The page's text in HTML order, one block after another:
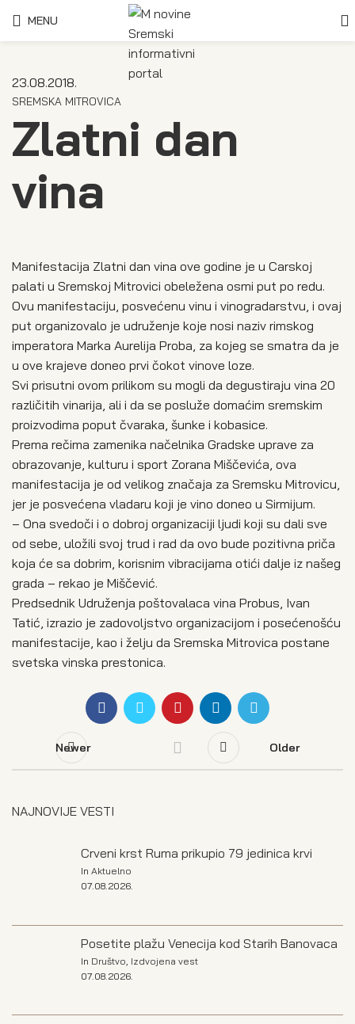
MENU
23.08.2018.
SREMSKA MITROVICA
Zlatni dan
vina
Manifestacija Zlatni dan vina ove godine je u Carskoj
palati u Sremskoj Mitrovici obeležena osmi put po redu.
Ovu manifestaciju, posvećenu vinu i vinogradarstvu, i ovaj
put organizovalo je udruženje koje nosi naziv rimskog
imperatora Marka Aurelija Proba, za kojeg se smatra da je
u ove krajeve doneo prvi čokot vinove loze.
Svi prisutni ovom prilikom su mogli da degustiraju vina 20
različitih vinarija, ali i da se posluže domaćim sremskim
proizvodima poput čvaraka, šunke i kobasice.
Prema rečima zamenika načelnika Gradske uprave za
obrazovanje, kulturu i sport Zorana Miščevića, ova
manifestacija je od velikog značaja za Sremsku Mitrovicu,
jer je posvećena vladaru koji je vino doneo u Sirmijum.
– Ona svedoči i o dobroj organizaciji ljudi koji su dali sve
od sebe, uložili svoj trud i rad da ovo bude pozitivna priča
koja će sa dobrim, korisnim vibracijama otići dalje iz našeg
grada – rekao je Miščević.
Predsednik Udruženja poštovalaca vina Probus, Ivan
Tatić, izrazio je zadovoljstvo organizacijom i posećenošću
manifestacije, kao i želju da Sremska Mitrovica postane
svetska vinska prestonica.
Newer Older
NAJNOVIJE VESTI
Crveni krst Ruma prikupio 79 jedinica krvi
In Aktuelno
07.08.2026.
Posetite plažu Venecija kod Starih Banovaca
In Društvo Izdvojena vest
07.08.2026.